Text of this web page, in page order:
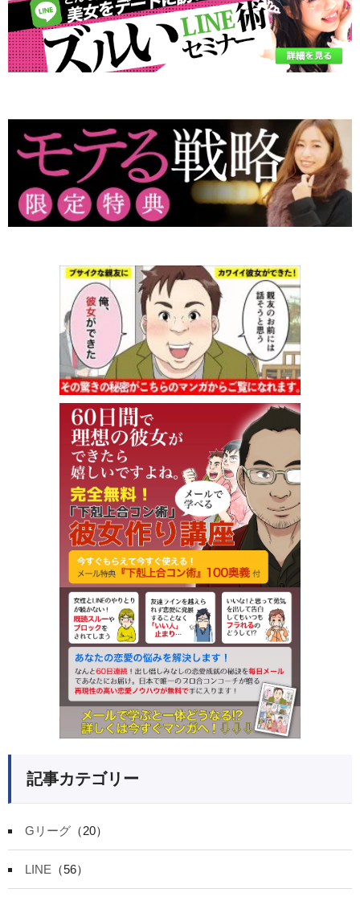
記事カテゴリー
Gリーグ （20）
LINE （56）